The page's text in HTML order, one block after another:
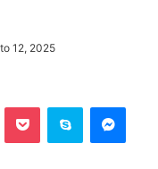
12, 2025
Pocket Skype